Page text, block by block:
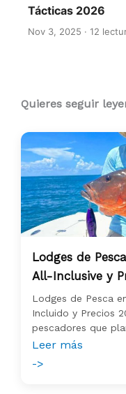
Tácticas 2026
Nov 3, 2025 · 12
Quieres seguir
Lodges de
All-Inclusive y
Lodges de Pesca
Incluido y Precios
pescadores que
Leer más
->